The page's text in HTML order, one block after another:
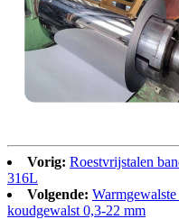
Vorig: Roestvrijstalen
316L
Volgende:
koudgewalst 0,3-22 mm